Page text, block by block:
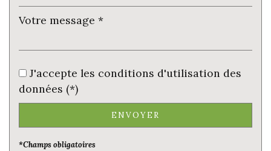
Familles avec 1 ou 2 enfants
25 %
Maisons
100 %
Appartements
J'accepte les conditions d'utilisation des
données (*)
ENVOYER
*Champs obligatoires